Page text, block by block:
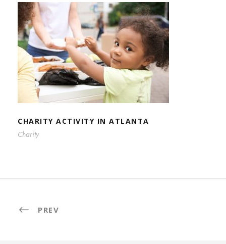
CHARITY ACTIVITY IN ATLANTA
CHARITY ACTIVITY IN ATLANTA
Charity
PREV